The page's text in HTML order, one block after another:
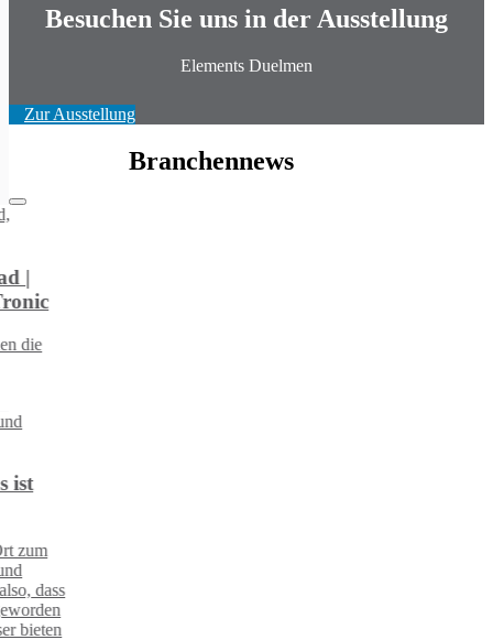
Besuchen Sie uns in der Ausstellung
Elements Duelmen
Zur Ausstellung
Branchennews